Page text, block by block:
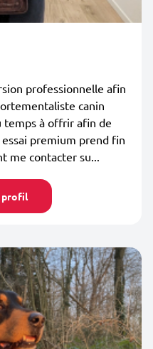
professionnelle afin
canin
temps à offrir afin de
premium prend fin
me contacter su...
profil